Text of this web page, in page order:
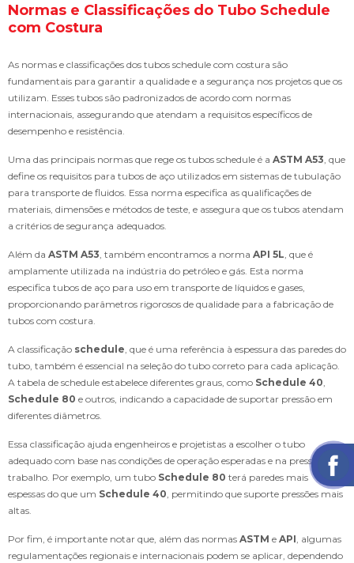
Normas e Classificações do Tubo Schedule
com Costura
As normas e classificações dos tubos schedule com costura são
fundamentais para garantir a qualidade e a segurança nos projetos que os
utilizam. Esses tubos são padronizados de acordo com normas
internacionais, assegurando que atendam a requisitos específicos de
desempenho e resistência.
Uma das principais normas que rege os tubos schedule é a ASTM A53, que
define os requisitos para tubos de aço utilizados em sistemas de tubulação
para transporte de fluidos. Essa norma especifica as qualificações de
materiais, dimensões e métodos de teste, e assegura que os tubos atendam
a critérios de segurança adequados.
Além da ASTM A53, também encontramos a norma API 5L, que é
amplamente utilizada na indústria do petróleo e gás. Esta norma
especifica tubos de aço para uso em transporte de líquidos e gases,
proporcionando parâmetros rigorosos de qualidade para a fabricação de
tubos com costura.
A classificação schedule, que é uma referência à espessura das paredes do
tubo, também é essencial na seleção do tubo correto para cada aplicação.
A tabela de schedule estabelece diferentes graus, como Schedule 40,
Schedule 80 e outros, indicando a capacidade de suportar pressão em
diferentes diâmetros.
Essa classificação ajuda engenheiros e projetistas a escolher o tubo
adequado com base nas condições de operação esperadas e na pressão de
trabalho. Por exemplo, um tubo Schedule 80 terá paredes mais
espessas do que um Schedule 40, permitindo que suporte pressões mais
altas.
Por fim, é importante notar que, além das normas ASTM e API, algumas
regulamentações regionais e internacionais podem se aplicar, dependendo